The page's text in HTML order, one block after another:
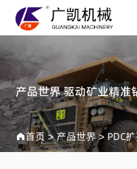
产品世界 驱动矿业精准
首页 >产品世界>PDC